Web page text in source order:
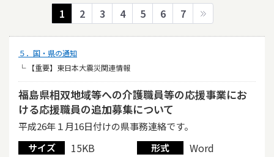
1 2 3 4 5 6 7
５．国・県の通知
└ 【重要】東日本大震災関連情報
福島県相双地域等への介護職員等の応援事業にお
ける応援職員の追加募集について
平成26年１月16日付けの県事務連絡です。
サイズ
15KB 形式 Word